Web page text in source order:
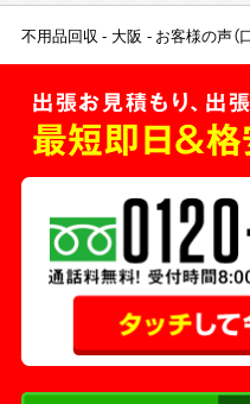
不用品回収 大阪 お客様の声（
出張お見積もり、出
最短即日＆